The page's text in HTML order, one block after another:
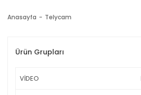
Anasayfa Telycam
Ürün Grupları
VİDEO